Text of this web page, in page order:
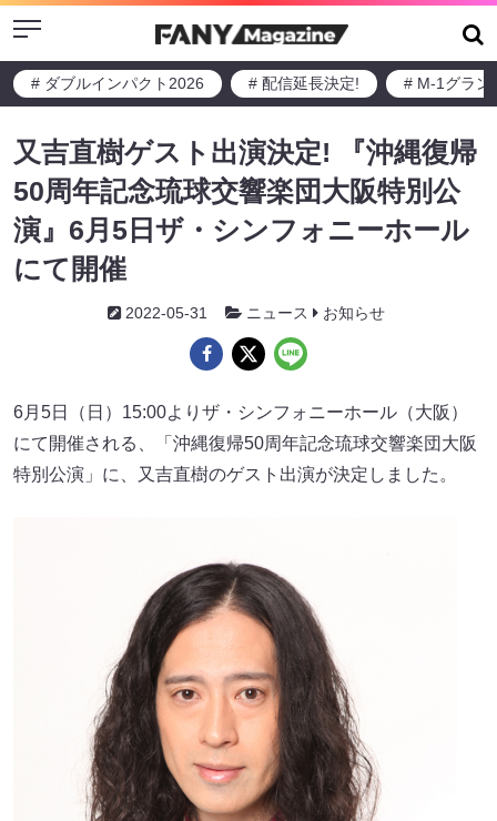
Menu
# ダブルインパクト2026 # 配信延長決定! # M-1グラン
又吉直樹ゲスト出演決定! 『沖縄復帰
50周年記念琉球交響楽団大阪特別公
演』6月5日ザ・シンフォニーホール
にて開催
2022-05-31 ニュース お知らせ
6月5日（日）15:00よりザ・シンフォニーホール（大阪）
にて開催される、「沖縄復帰50周年記念琉球交響楽団大阪
特別公演」に、又吉直樹のゲスト出演が決定しました。